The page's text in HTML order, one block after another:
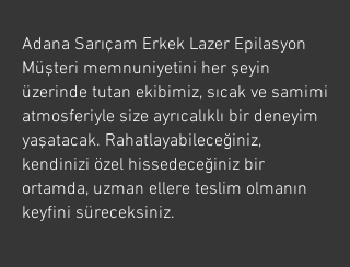
Adana Sarıçam Erkek Lazer Epilasyon
Müşteri memnuniyetini her şeyin
üzerinde tutan ekibimiz, sıcak ve samimi
atmosferiyle size ayrıcalıklı bir deneyim
yaşatacak. Rahatlayabileceğiniz,
kendinizi özel hissedeceğiniz bir
ortamda, uzman ellere teslim olmanın
keyfini süreceksiniz.